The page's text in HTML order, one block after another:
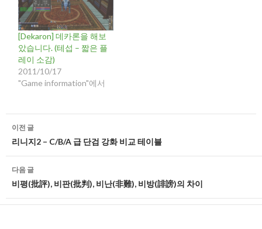
[Dekaron] 데카론을 해보
았습니다. (테섭 – 짧은 플
레이 소감)
2011/10/17
"Game information"에서
글
네
비
게
이
이전 글
리니지2 – C/B/A 급 단검 강화 비교 테이블
다음 글
비평(批評), 비판(批判), 비난(非難), 비방(誹謗)의 차이